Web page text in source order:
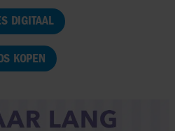
DIGITAAL
KOPEN